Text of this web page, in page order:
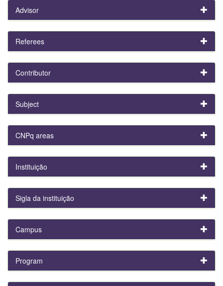
Advisor
Referees
Contributor
Subject
CNPq areas
Instituição
Sigla da instituição
Campus
Program